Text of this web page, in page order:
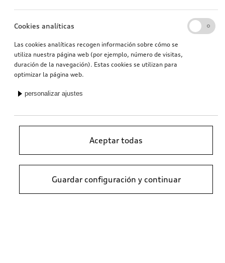
Cookies analíticas
Las cookies analíticas recogen información sobre cómo se
utiliza nuestra página web (por ejemplo, número de visitas,
duración de la navegación). Estas cookies se utilizan para
optimizar la página web.
personalizar ajustes
Aceptar todas
Guardar configuración y continuar